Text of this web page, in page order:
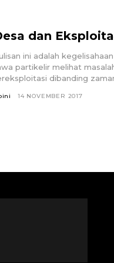
dan
ini adalah
partikelir melihat
dibanding
14 NOVEMBER 2017